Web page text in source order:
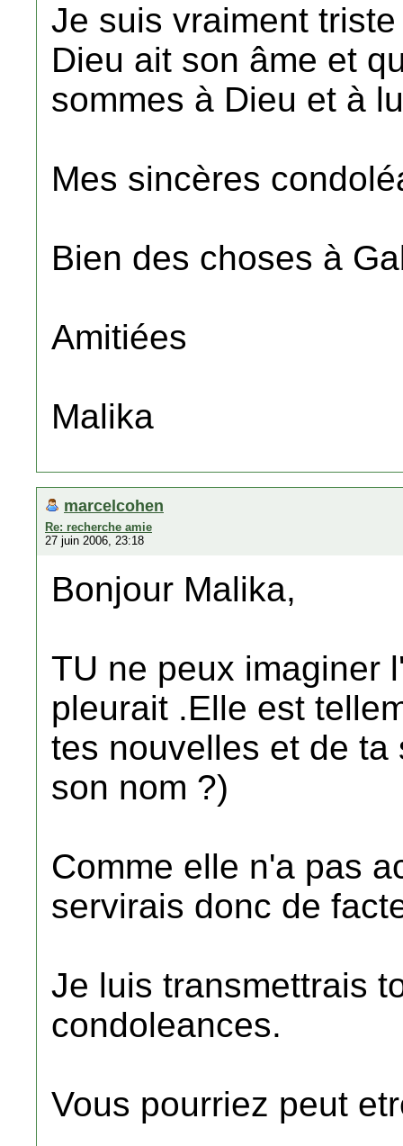
Je suis vraiment
Dieu ait son âme et
sommes à Dieu et à
Mes sincères
Bien des choses à
Amitiées
Malika
marcelcohen
Re: recherche amie
27 juin 2006, 23:18
Bonjour Malika,
TU ne peux imaginer
pleurait .Elle est
tes nouvelles et de
son nom ?)
Comme elle n'a pas
servirais donc de
Je luis transmettrais
condoleances.
Vous pourriez peut